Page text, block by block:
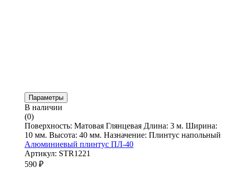
Параметры
В наличии
(0)
Поверхность: Матовая Глянцевая Длина: 3 м. Ширина:
10 мм. Высота: 40 мм. Назначение: Плинтус напольный
Алюминиевый плинтус ПЛ-40
Артикул: STR1221
590 ₽